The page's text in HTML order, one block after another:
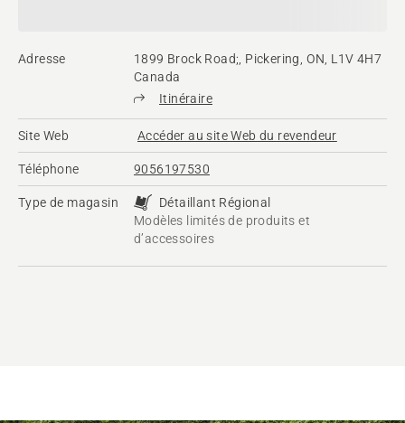
Adresse
1899 Brock Road;, Pickering, ON, L1V 4H7
Canada
Itinéraire
Site Web Accéder au site Web du revendeur
Téléphone 9056197530
Type de magasin
Détaillant Régional
Modèles limités de produits et
d’accessoires